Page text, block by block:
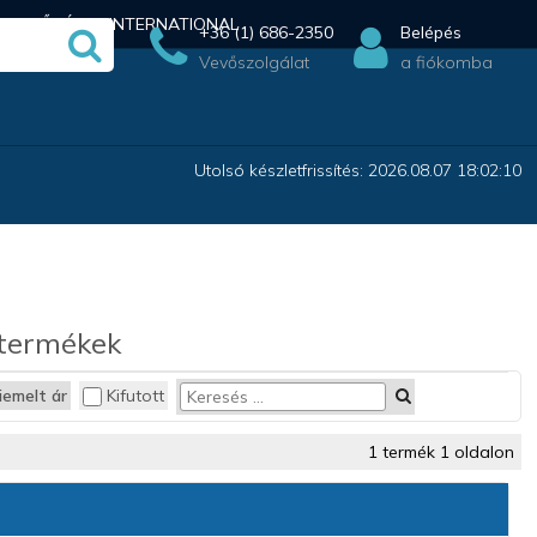
INTERNATIONAL+36 (1) 686-2350
Vevőszolgálat
Belépés
a fiókomba
Utolsó készletfrissítés: 2026.08.07 18:02:10
ár Kifutott
1 termék 1 oldalon